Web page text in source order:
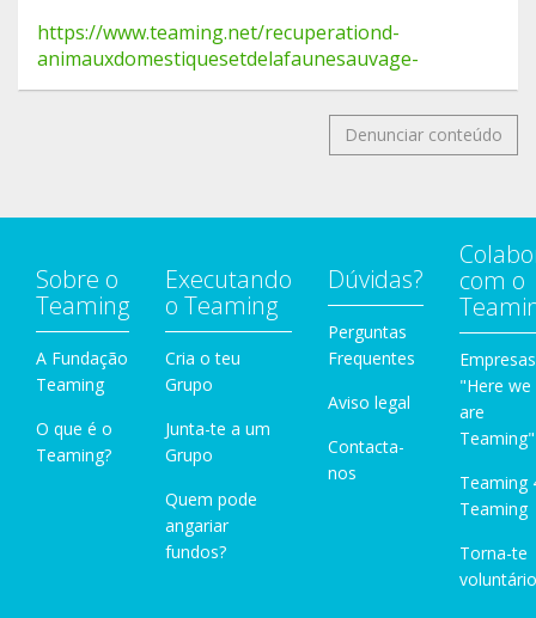
https://www.teaming.net/recuperationd-
animauxdomestiquesetdelafaunesauvage-
Denunciar conteúdo
Sobre o
Teaming
A Fundação
Teaming
O que é o
Teaming?
Executando
o Teaming
Cria o teu
Grupo
Junta-te a um
Grupo
Quem pode
angariar
fundos?
Dúvidas?
Perguntas
Frequentes
Aviso legal
Contacta-
nos
com o
Empresas
"Here we
are
Teaming"
Teaming
Teaming
Torna-te